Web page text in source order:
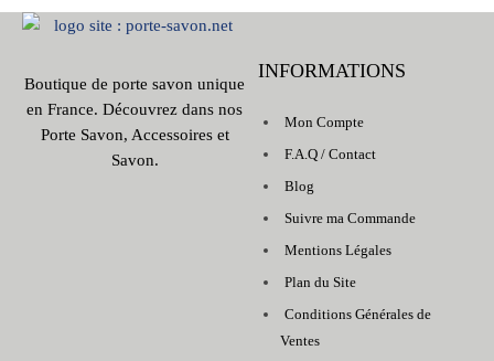
Boutique de porte savon unique
en France. Découvrez dans nos
Porte Savon, Accessoires et
Savon.
INFORMATIONS
Mon Compte
F.A.Q / Contact
Blog
Suivre ma Commande
Mentions Légales
Plan du Site
Conditions Générales de
Ventes